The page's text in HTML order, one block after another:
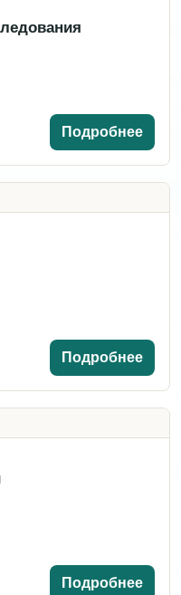
Подробнее
Подробнее
Подробнее